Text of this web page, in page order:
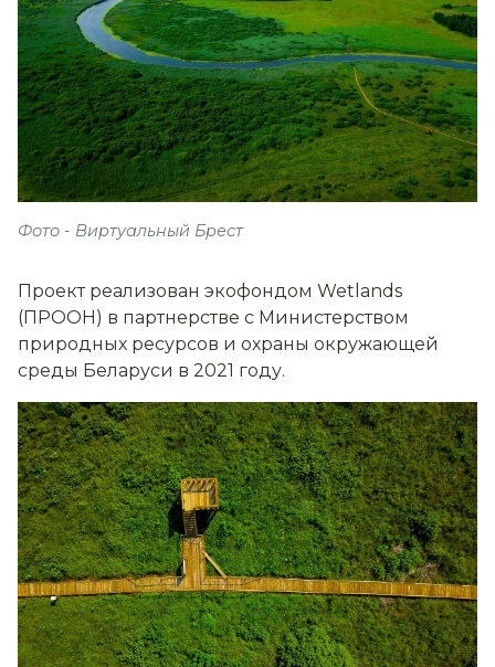
Фото - Виртуальный Брест
Проект реализован экофондом Wetlands
(ПРООН) в партнерстве с Министерством
природных ресурсов и охраны окружающей
среды Беларуси в 2021 году.